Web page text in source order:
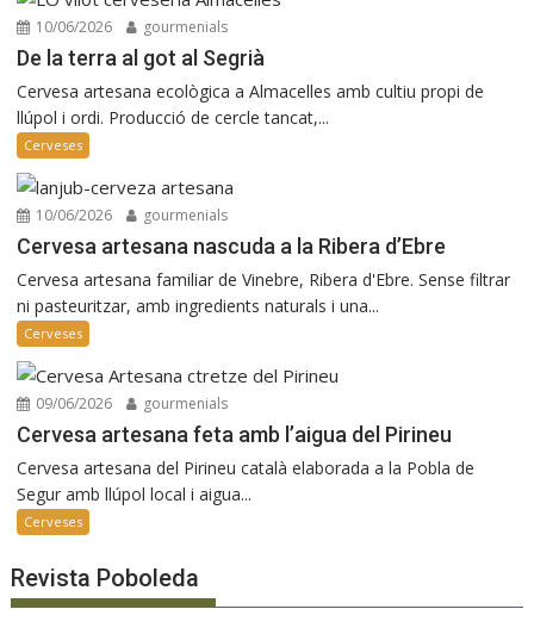
10/06/2026 gourmenials
De la terra al got al Segrià
Cervesa artesana ecològica a Almacelles amb cultiu propi de
llúpol i ordi. Producció de cercle tancat,...
Cerveses
10/06/2026 gourmenials
Cervesa artesana nascuda a la Ribera d’Ebre
Cervesa artesana familiar de Vinebre, Ribera d'Ebre. Sense filtrar
ni pasteuritzar, amb ingredients naturals i una...
Cerveses
09/06/2026 gourmenials
Cervesa artesana feta amb l’aigua del Pirineu
Cervesa artesana del Pirineu català elaborada a la Pobla de
Segur amb llúpol local i aigua...
Cerveses
Revista Poboleda